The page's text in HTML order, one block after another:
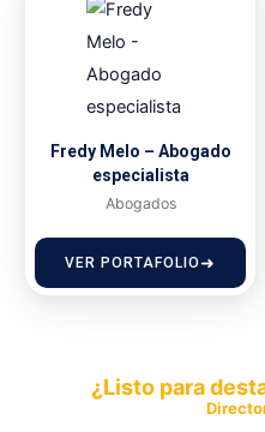
Fredy Melo – Abogado
especialista
Abogados
VER PORTAFOLIO
¿Listo para